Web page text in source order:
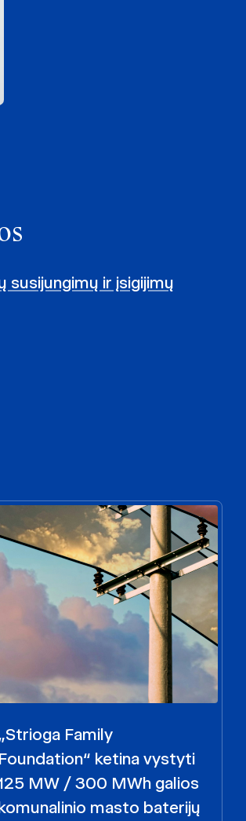
susijungimų ir įsigijimų
Family
Foundation“ ketina vystyti
MW / 300 MWh galios
masto baterijų